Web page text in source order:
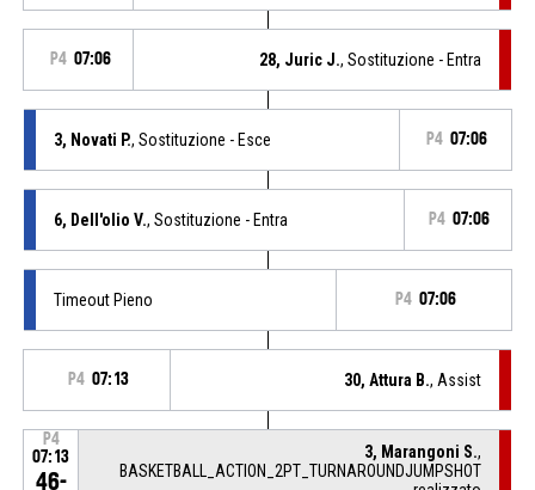
P4 07:06 28, Juric J., Sostituzione - Entra
3, Novati P., Sostituzione - Esce P4 07:06
6, Dell'olio V., Sostituzione - Entra P4 07:06
Timeout Pieno P4 07:06
P4 07:13 30, Attura B., Assist
P4
07:13
46-
3, Marangoni S.,
BASKETBALL_ACTION_2PT_TURNAROUNDJUMPSHOT